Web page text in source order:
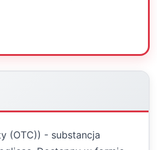
(OTC)) - substancja